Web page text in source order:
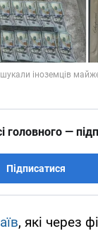
головного —
Підписатися
, які через